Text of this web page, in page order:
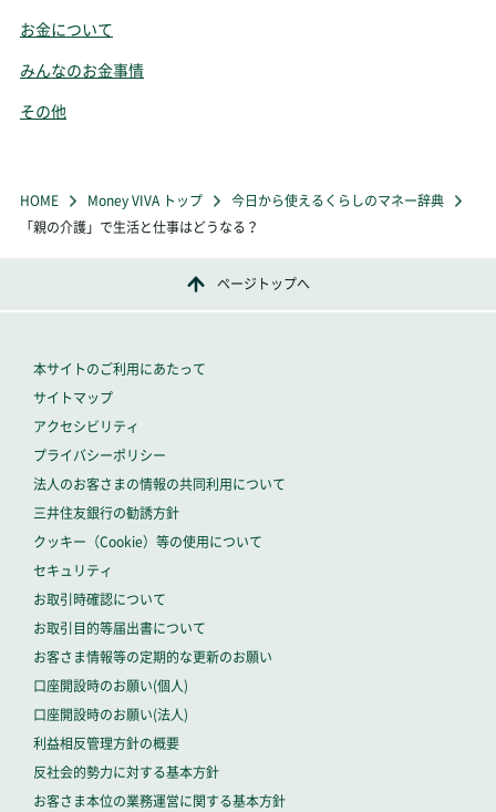
お金について
みんなのお金事情
その他
HOME Money VIVA トップ
今日から使えるくらしのマネー辞典
「親の介護」で生活と仕事はどうなる？
ページトップへ
本サイトのご利用にあたって
サイトマップ
アクセシビリティ
プライバシーポリシー
法人のお客さまの情報の共同利用について
三井住友銀行の勧誘方針
クッキー（Cookie）等の使用について
セキュリティ
お取引時確認について
お取引目的等届出書について
お客さま情報等の定期的な更新のお願い
口座開設時のお願い(個人)
口座開設時のお願い(法人)
利益相反管理方針の概要
反社会的勢力に対する基本方針
お客さま本位の業務運営に関する基本方針